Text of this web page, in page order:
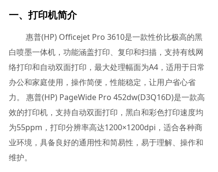
一、打印机简介
惠普(HP) Officejet Pro 3610是一款性价比极高的黑
白喷墨一体机，功能涵盖打印、复印和扫描，支持有线网
络打印和自动双面打印，最大处理幅面为A4，适用于日常
办公和家庭使用，操作简便，性能稳定，让用户省心省
力。 惠普(HP) PageWide Pro 452dw(D3Q16D)是一款高
效的打印机，支持自动双面打印，黑白和彩色打印速度均
为55ppm，打印分辨率高达1200×1200dpi，适合各种商
业环境，具备良好的通用性和简易性，易于理解、操作和
维护。